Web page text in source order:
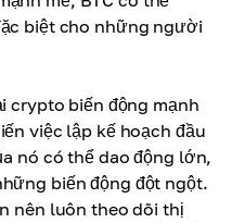
biệt cho những người
crypto biến động mạnh
việc lập kế hoạch đầu
nó có thể dao động lớn,
biến động đột ngột.
nên luôn theo dõi thị